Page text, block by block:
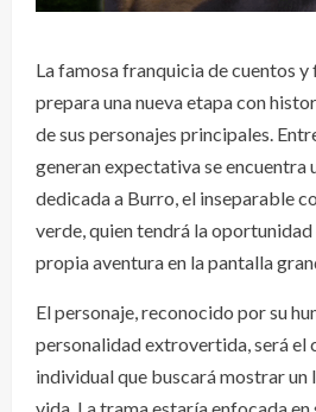
La famosa franquicia de cuentos y
prepara una nueva etapa con
de sus personajes principales.
generan expectativa se encuentra
dedicada a Burro, el inseparable
verde, quien tendrá la oportunidad
propia aventura en la pantalla
El personaje, reconocido por su
personalidad extrovertida, será el
individual que buscará mostrar un